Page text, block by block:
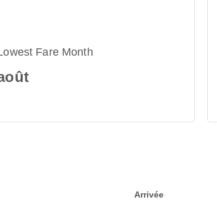
Fare Month
Arrivée